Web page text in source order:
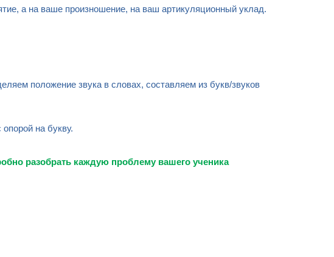
а на ваше произношение, на ваш артикуляционный уклад.
положение звука в словах, составляем из букв/звуков
на букву.
разобрать каждую проблему вашего ученика